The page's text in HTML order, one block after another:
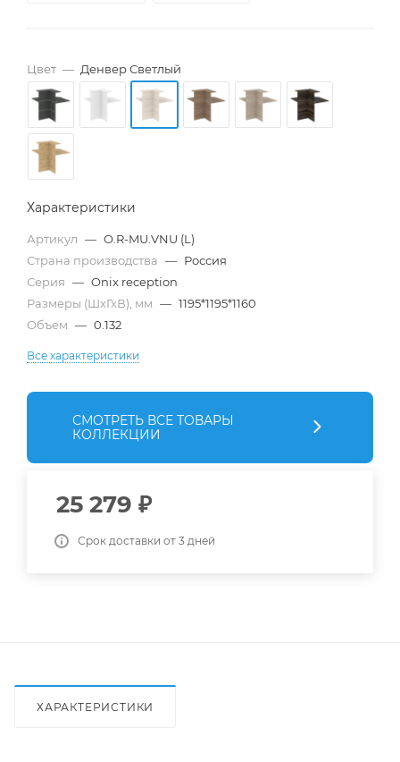
Цвет — Денвер Светлый
Характеристики
Артикул — O.R-MU.VNU (L)
Страна производства — Россия
Серия — Onix reception
Размеры (ШхГхВ), мм — 1195*1195*1160
Объем — 0.132
Все характеристики
СМОТРЕТЬ ВСЕ ТОВАРЫ
КОЛЛЕКЦИИ
25 279 ₽
Срок доставки от 3 дней
ХАРАКТЕРИСТИКИ